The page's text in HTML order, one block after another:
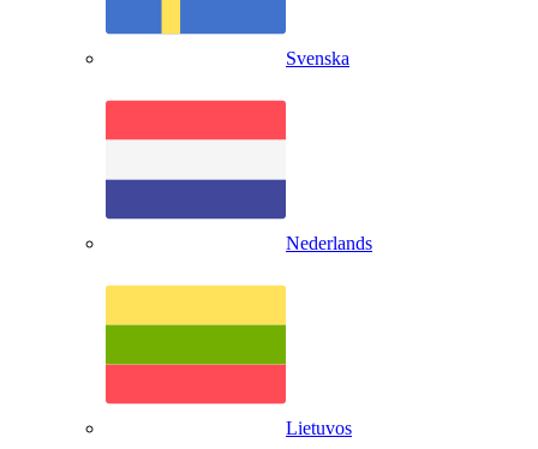
Svenska
Nederlands
Lietuvos